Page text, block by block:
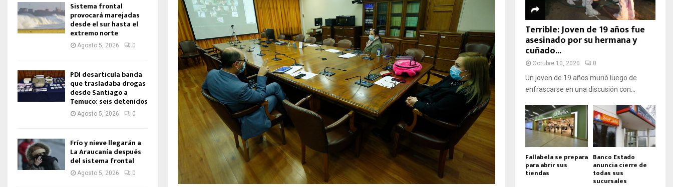
Sistema frontal
provocará marejadas
desde el sur hasta el
extremo norte
Agosto 5, 2026 0
PDI desarticula banda
que trasladaba drogas
desde Santiago a
Temuco: seis detenidos
Agosto 5, 2026 0
Frío y nieve llegarán a
La Araucanía después
del sistema frontal
Agosto 5, 2026 0
Terrible: Joven de 19 años fue
asesinado por su hermana y
cuñado...
Octubre 10, 2020 0
Un joven de 19 años murió luego de
enfrascarse en una discusión con...
Fallabela se prepara
para abrir sus
tiendas
Banco Estado
anuncia cierre de
todas sus
sucursales